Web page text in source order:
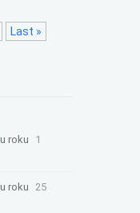
Last »
roku
1
roku
25